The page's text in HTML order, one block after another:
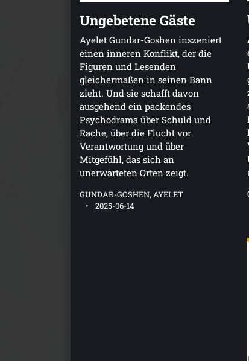
Ungebetene Gäste
Ayelet Gundar-Goshen inszeniert
einen inneren Konflikt, der die
Figuren und Lesenden
gleichermaßen in seinen Bann
zieht. Und sie schafft davon
ausgehend ein packendes
Psychodrama über Schuld und
Rache, über die Flucht vor
Verantwortung und über
Mitgefühl, das sich an
unerwarteten Orten zeigt.
GUNDAR-GOSHEN, AYELET
2025-06-14